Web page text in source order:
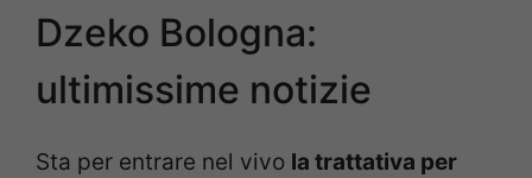
Dzeko Bologna:
ultimissime notizie
Sta per entrare nel vivo la trattativa per